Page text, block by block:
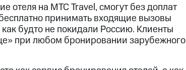
отеля на МТС Travel, смогут без доплат
принимать входящие вызовы
будто не покидали Россию. Клиенты
при любом бронировании зарубежного